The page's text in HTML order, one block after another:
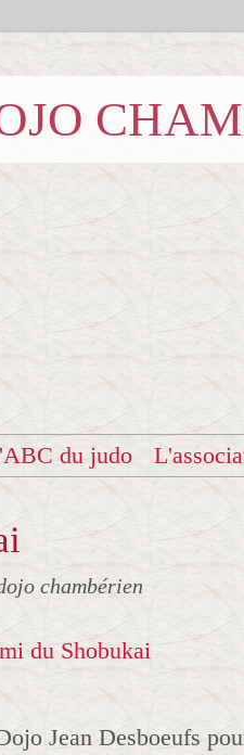
du judo
chambérien
Jean Desboeufs